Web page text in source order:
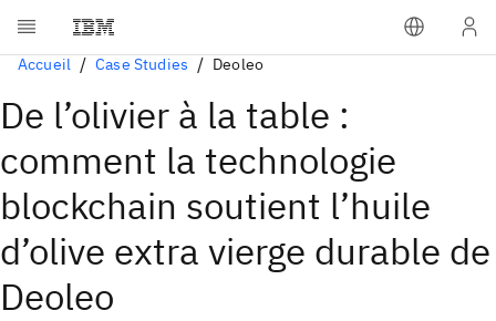
Accueil Case Studies Deoleo
De l’olivier à la table :
comment la technologie
blockchain soutient l’huile
d’olive extra vierge durable de
Deoleo